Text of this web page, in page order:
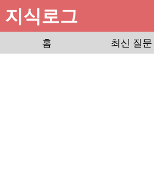
지식로그
홈
최신 질문